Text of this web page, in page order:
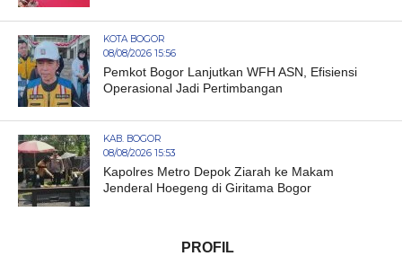
KOTA BOGOR
08/08/2026 15:56
Pemkot Bogor Lanjutkan WFH ASN, Efisiensi
Operasional Jadi Pertimbangan
KAB. BOGOR
08/08/2026 15:53
Kapolres Metro Depok Ziarah ke Makam
Jenderal Hoegeng di Giritama Bogor
PROFIL